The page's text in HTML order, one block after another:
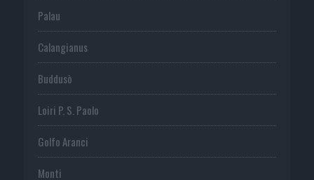
Palau
Calangianus
Buddusò
Loiri P. S. Paolo
Golfo Aranci
Monti